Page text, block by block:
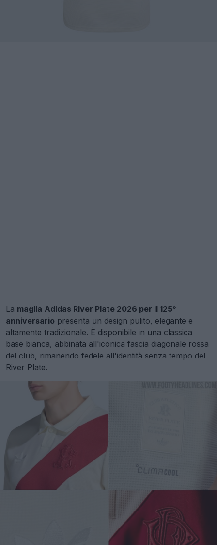
La maglia Adidas River Plate 2026 per il 125°
anniversario presenta un design pulito, elegante e
altamente tradizionale. È disponibile in una classica
base bianca, abbinata all'iconica fascia diagonale rossa
del club, rimanendo fedele all'identità senza tempo del
River Plate.